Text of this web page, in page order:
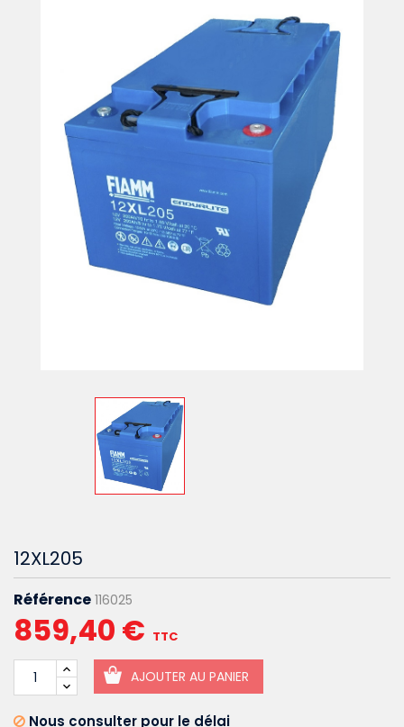
12XL205
Référence 116025
859,40 € TTC
AJOUTER AU PANIER
Nous consulter pour le délai